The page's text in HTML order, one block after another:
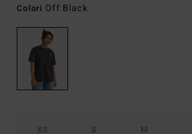
Colori Off Black
XS S M